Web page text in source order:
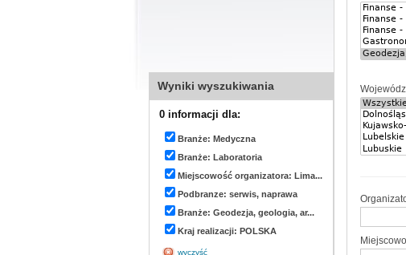
Wyniki wyszukiwania
0 informacji dla:
Branże: Medyczna
Branże: Laboratoria
Miejscowość organizatora: Lima...
Podbranze: serwis, naprawa
Branże: Geodezja, geologia, ar...
Kraj realizacji: POLSKA
wyczyść